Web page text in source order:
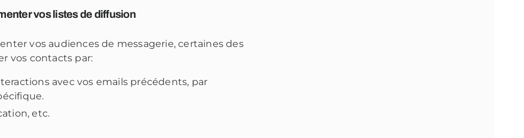
vos listes de diffusion
vos audiences de messagerie, certaines des
vos contacts par:
avec vos emails précédents, par
etc.